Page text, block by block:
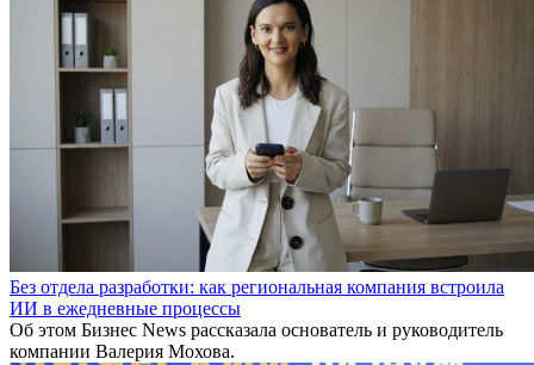
Без отдела разработки: как региональная компания встроила
ИИ в ежедневные процессы
Об этом Бизнес News рассказала основатель и руководитель
компании Валерия Мохова.